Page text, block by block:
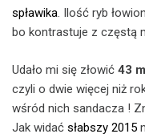
spławika. Ilość ryb
bo kontrastuje z częstą
Udało mi się złowić 43
czyli o dwie więcej niż
wśród nich sandacza !
Jak widać słabszy 2015